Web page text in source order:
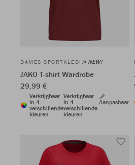
DAMES SPORTKLEDIJ NEW!
JAKO T-shirt Wardrobe
29,99 €
Verkrijgbaar
in 4
verschillende
kleuren
Verkrijgbaar
in 4
verschillende
kleuren
Aanpasbaar